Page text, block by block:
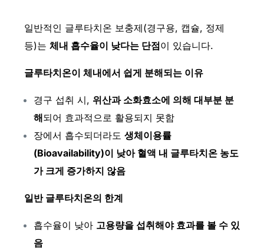
일반적인 글루타치온 보충제(경구용, 캡슐, 정제
등)는 체내 흡수율이 낮다는 단점이 있습니다.
글루타치온이 체내에서 쉽게 분해되는 이유
경구 섭취 시, 위산과 소화효소에 의해 대부분 분
해되어 효과적으로 활용되지 못함
장에서 흡수되더라도 생체이용률
(Bioavailability)이 낮아 혈액 내 글루타치온 농도
가 크게 증가하지 않음
일반 글루타치온의 한계
흡수율이 낮아 고용량을 섭취해야 효과를 볼 수 있
음